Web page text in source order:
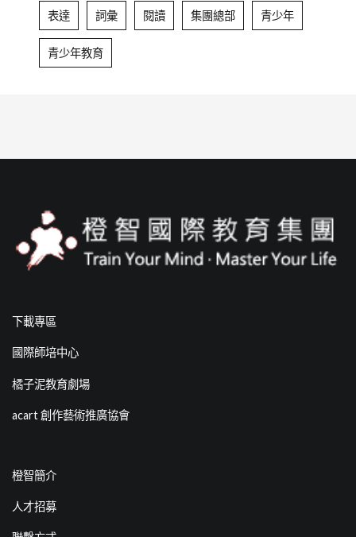
表達 詞彙 閱讀 集團總部 青少年
青少年教育
下載專區
國際師培中心
橘子泥教育劇場
acart 創作藝術推廣協會
橙智簡介
人才招募